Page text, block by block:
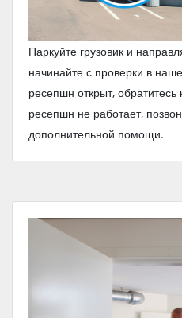
Паркуйте грузовик и
начинайте с проверки в
ресепшн открыт, обратитесь
ресепшн не работает,
дополнительной помощи.